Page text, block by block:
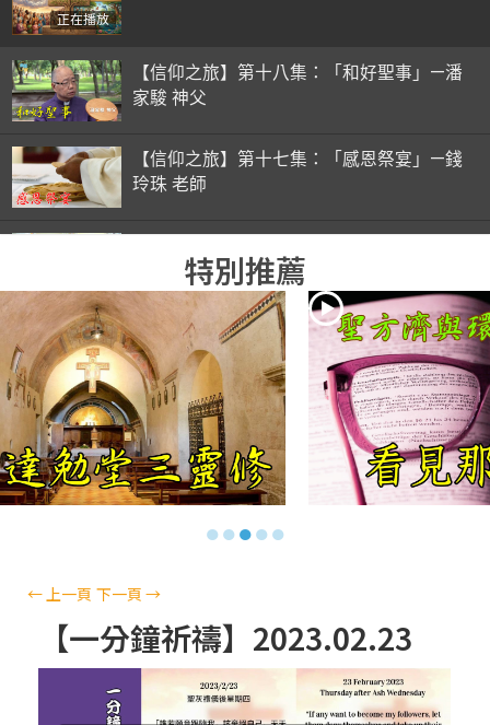
正在播放
【信仰之旅】第十八集：「和好聖事」—潘
家駿 神父
【信仰之旅】第十七集：「感恩祭宴」—錢
玲珠 老師
錢玲珠 老師
【信仰之旅】第十五集：「入門聖事」—錢
玲珠 老師
【信仰之旅】第十四集：「天主十誡(下)」
—金毓瑋 神父
【信仰之旅】第十三集：「天主十誡(上)」
—金毓瑋 神父
【信仰之旅】第十二集：「聖母、聖人」—
高樂祈 修女
【信仰之旅】第十一集：「教 會」(推廣片)
特別推薦
●●●●●
← 上一頁 下一頁→
【一分鐘祈禱】2023.02.23